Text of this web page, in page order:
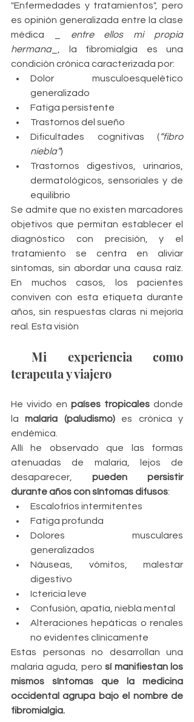
"Enfermedades y tratamientos", pero
es opinión generalizada entre la clase
médica _ entre ellos mi propia
hermana_, la fibromialgia es una
condición crónica caracterizada por:
Dolor musculoesquelético
generalizado
Fatiga persistente
Trastornos del sueño
Dificultades cognitivas (“fibro
niebla”)
Trastornos digestivos, urinarios,
dermatológicos, sensoriales y de
equilibrio
Se admite que no existen marcadores
objetivos que permitan establecer el
diagnóstico con precisión, y el
tratamiento se centra en aliviar
síntomas, sin abordar una causa raíz.
En muchos casos, los pacientes
conviven con esta etiqueta durante
años, sin respuestas claras ni mejoría
real. Esta visión
terapeuta y viajero
He vivido en países tropicales donde
la malaria (paludismo) es crónica y
endémica.
Allí he observado que las formas
atenuadas de malaria, lejos de
desaparecer, pueden persistir
durante años con síntomas difusos:
Escalofríos intermitentes
Fatiga profunda
Dolores musculares
generalizados
Náuseas, vómitos, malestar
digestivo
Ictericia leve
Confusión, apatía, niebla mental
Alteraciones hepáticas o renales
no evidentes clínicamente
Estas personas no desarrollan una
malaria aguda, pero sí manifiestan los
mismos síntomas que la medicina
occidental agrupa bajo el nombre de
fibromialgia.